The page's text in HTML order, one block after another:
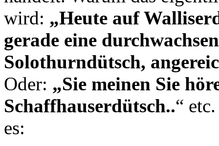
wird: „Heute auf
gerade eine
Solothurndütsch,
Oder: „Sie meinen Sie
Schaffhauserdütsch..“
es: